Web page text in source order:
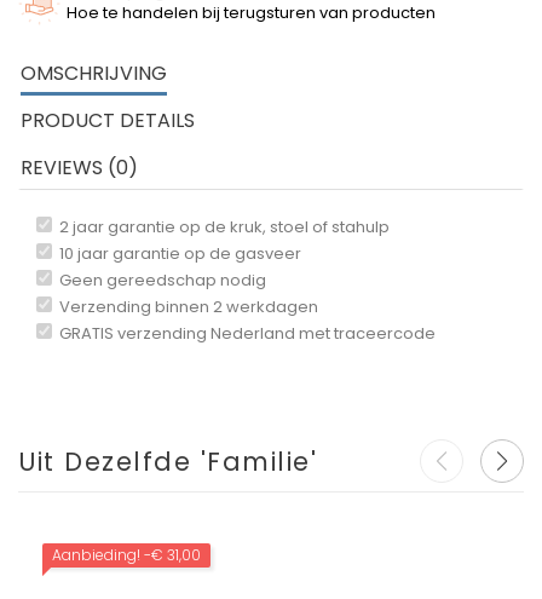
Hoe te handelen bij terugsturen van producten
OMSCHRIJVING
PRODUCT DETAILS
REVIEWS (0)
2 jaar garantie op de kruk, stoel of stahulp
10 jaar garantie op de gasveer
Geen gereedschap nodig
Verzending binnen 2 werkdagen
GRATIS verzending Nederland met traceercode
Uit Dezelfde 'Familie'
Aanbieding! -€ 31,00